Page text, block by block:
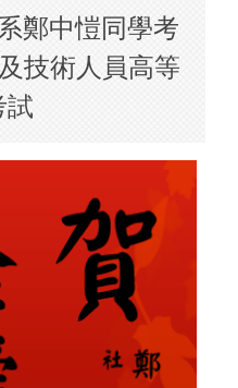
鄭中愷同學考
技術人員高等
試